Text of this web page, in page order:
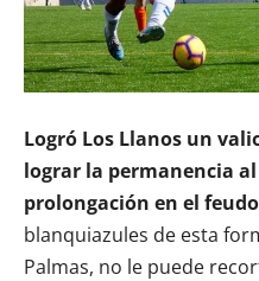
Logró Los Llanos un
lograr la permanencia
prolongación en el
blanquiazules de esta
Palmas, no le puede